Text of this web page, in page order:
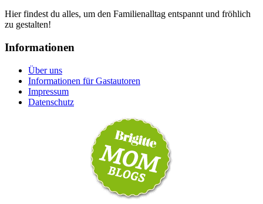
Hier findest du alles, um den Familienalltag entspannt und fröhlich
zu gestalten!
Informationen
Über uns
Informationen für Gastautoren
Impressum
Datenschutz